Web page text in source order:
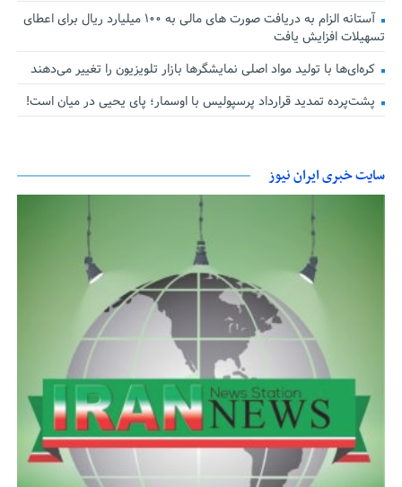
آستانه الزام به دریافت صورت های مالی به ۱۰۰ میلیارد ریال برای اعطای
تسهیلات افزایش یافت
کره‌ای‌ها با تولید مواد اصلی نمایشگرها بازار تلویزیون را تغییر می‌دهند
پشت‌پرده تمدید قرارداد پرسپولیس با اوسمار؛ پای یحیی در میان است!
سایت خبری ایران نیوز